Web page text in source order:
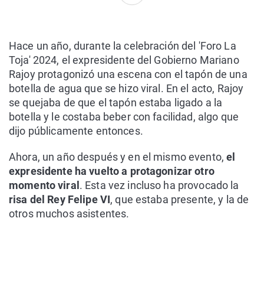
Hace un año, durante la celebración del 'Foro La
Toja' 2024, el expresidente del Gobierno Mariano
Rajoy protagonizó una escena con el tapón de una
botella de agua que se hizo viral. En el acto, Rajoy
se quejaba de que el tapón estaba ligado a la
botella y le costaba beber con facilidad, algo que
dijo públicamente entonces.
Ahora, un año después y en el mismo evento,el
expresidente ha vuelto a protagonizar otro
momento viral . Esta vez incluso ha provocado la
risa del Rey Felipe VI, que estaba presente, y la de
otros muchos asistentes.